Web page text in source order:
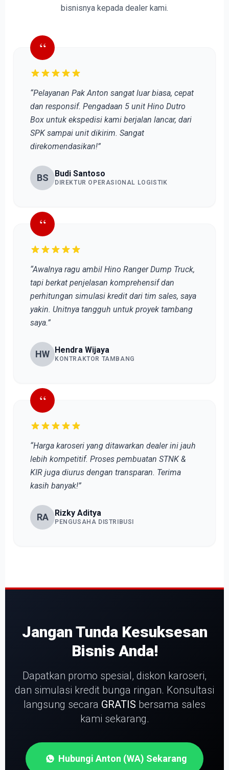
bisnisnya kepada dealer kami.
“
“Pelayanan Pak Anton sangat luar biasa, cepat
dan responsif. Pengadaan 5 unit Hino Dutro
Box untuk ekspedisi kami berjalan lancar, dari
SPK sampai unit dikirim. Sangat
direkomendasikan!”
BS Budi Santoso
DIREKTUR OPERASIONAL LOGISTIK
“
“Awalnya ragu ambil Hino Ranger Dump Truck,
tapi berkat penjelasan komprehensif dan
perhitungan simulasi kredit dari tim sales, saya
yakin. Unitnya tangguh untuk proyek tambang
saya.”
HW Hendra Wijaya
KONTRAKTOR TAMBANG
“
“Harga karoseri yang ditawarkan dealer ini jauh
lebih kompetitif. Proses pembuatan STNK &
KIR juga diurus dengan transparan. Terima
kasih banyak!”
RA Rizky Aditya
PENGUSAHA DISTRIBUSI
Jangan Tunda Kesuksesan
Bisnis Anda!
Dapatkan promo spesial, diskon karoseri,
dan simulasi kredit bunga ringan. Konsultasi
langsung secara GRATIS bersama sales
kami sekarang.
Hubungi Anton (WA) Sekarang